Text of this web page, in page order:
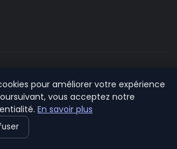
pour améliorer votre expérience
vous acceptez notre
En savoir plus